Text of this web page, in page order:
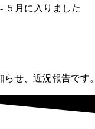
- ５月に入りました
せ、近況報告です。